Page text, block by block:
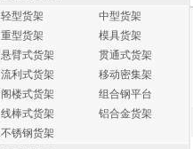
轻型货架
中型货架
重型货架
模具货架
悬臂式货架
贯通式货架
流利式货架
移动密集架
阁楼式货架
组合钢平台
线棒式货架
铝合金货架
不锈钢货架